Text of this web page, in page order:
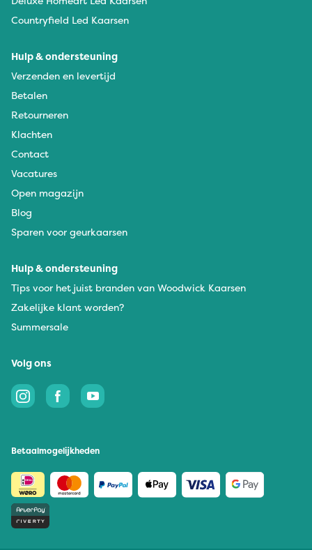
Countryfield Led Kaarsen
Hulp & ondersteuning
Verzenden en levertijd
Betalen
Retourneren
Klachten
Contact
Vacatures
Open magazijn
Blog
Sparen voor geurkaarsen
Hulp & ondersteuning
Tips voor het juist branden van Woodwick Kaarsen
Zakelijke klant worden?
Summersale
Volg ons
Betaalmogelijkheden